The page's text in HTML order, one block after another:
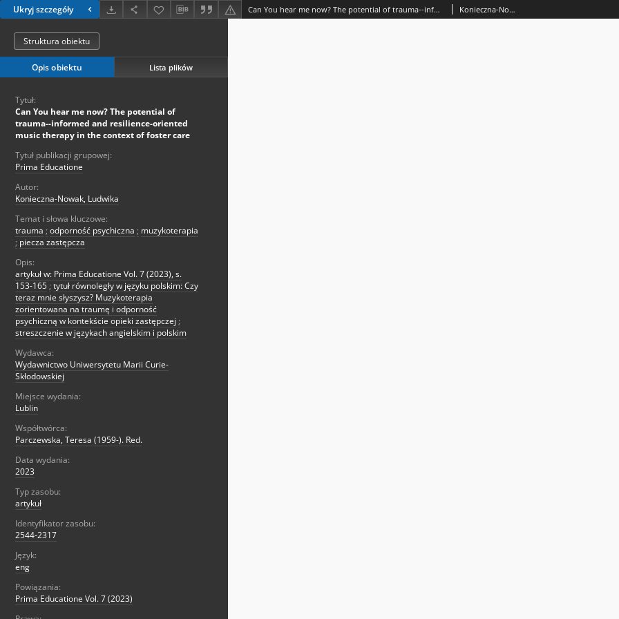
Ukryj szczegóły Can You hear me now? The potential of trauma--informed and resilience-oriented music therapy in the context of foster care Konieczna-Nowak, Ludwika
Struktura obiektu
Opis obiektu Lista plików
Tytuł:
Can You hear me now? The potential of
trauma--informed and resilience-oriented
music therapy in the context of foster care
Tytuł publikacji grupowej:
Prima Educatione
Autor:
Konieczna-Nowak, Ludwika
Temat i słowa kluczowe:
trauma ; odporność psychiczna ; muzykoterapia
; piecza zastępcza
Opis:
artykuł w: Prima Educatione Vol. 7 (2023), s.
153-165 ; tytuł równoległy w języku polskim: Czy
teraz mnie słyszysz? Muzykoterapia
zorientowana na traumę i odporność
psychiczną w kontekście opieki zastępczej ;
streszczenie w językach angielskim i polskim
Wydawca:
Wydawnictwo Uniwersytetu Marii Curie-
Skłodowskiej
Miejsce wydania:
Lublin
Współtwórca:
Parczewska, Teresa (1959-). Red.
Data wydania:
2023
Typ zasobu:
artykuł
Identyfikator zasobu:
2544-2317
Język:
eng
Powiązania:
Prima Educatione Vol. 7 (2023)